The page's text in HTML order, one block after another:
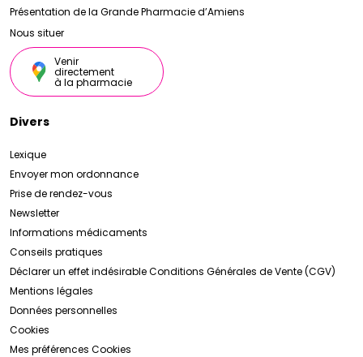
Présentation de la Grande Pharmacie d’Amiens
Nous situer
Venir
directement
à la pharmacie
Divers
Lexique
Envoyer mon ordonnance
Prise de rendez-vous
Newsletter
Informations médicaments
Conseils pratiques
Déclarer un effet indésirableConditions Générales de Vente (CGV)
Mentions légales
Données personnelles
Cookies
Mes préférences Cookies